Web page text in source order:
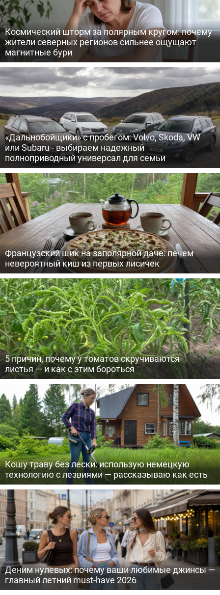
Космический шторм за полярным кругом: почему
жители северных регионов сильнее ощущают
магнитные бури
«Дальнобойщики» с пробегом: Volvo, Skoda, VW
или Subaru - выбираем надежный
полноприводный универсал для семьи
Французский шик на заполярной даче: печем
невероятный киш из первых лисичек
5 причин, почему у томатов скручиваются
листья — и как с этим бороться
Кошу траву без лески: использую немецкую
технологию с лезвиями — рассказываю как есть
Деним нулевых: почему ваши любимые джинсы —
главный летний must-have 2026